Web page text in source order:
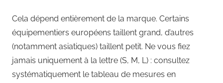
Cela dépend entièrement de la marque. Certains
équipementiers européens taillent grand, d’autres
(notamment asiatiques) taillent petit. Ne vous fiez
jamais uniquement à la lettre (S, M, L) : consultez
systématiquement le tableau de mesures en